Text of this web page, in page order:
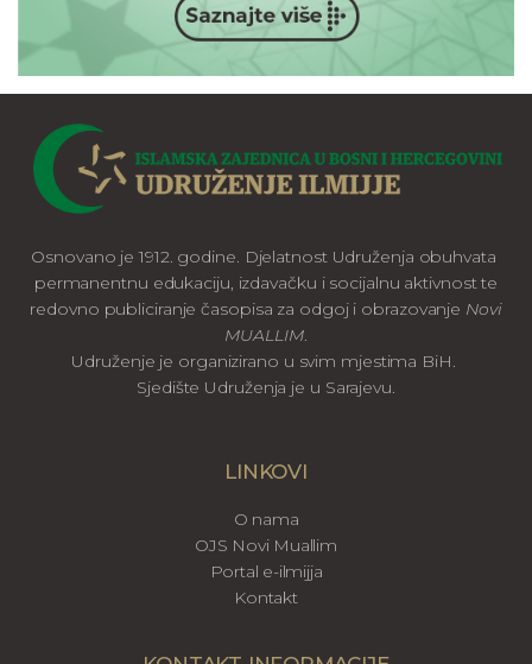
Osnovano je 1912. godine. Djelatnost Udruženja obuhvata
permanentnu edukaciju, izdavačku i socijalnu aktivnost te
redovno publiciranje časopisa za odgoj i obrazovanje Novi
MUALLIM.
Udruženje je organizirano u svim mjestima BiH.
Sjedište Udruženja je u Sarajevu.
LINKOVI
O nama
OJS Novi Muallim
Portal e-ilmijja
Kontakt